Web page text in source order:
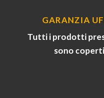
GARANZIA
Tutti i prodotti
sono